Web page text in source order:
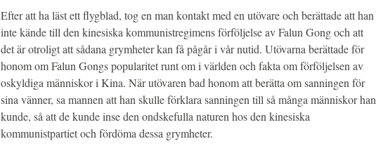
Efter att ha läst ett flygblad, tog en man kontakt med en utövare och berättade att han
inte kände till den kinesiska kommunistregimens förföljelse av Falun Gong och att
det är otroligt att sådana grymheter kan få pågår i vår nutid. Utövarna berättade för
honom om Falun Gongs popularitet runt om i världen och fakta om förföljelsen av
oskyldiga människor i Kina. När utövaren bad honom att berätta om sanningen för
sina vänner, sa mannen att han skulle förklara sanningen till så många människor han
kunde, så att de kunde inse den ondskefulla naturen hos den kinesiska
kommunistpartiet och fördöma dessa grymheter.